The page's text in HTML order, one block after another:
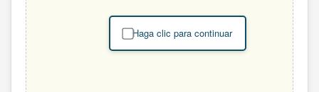
Haga clic para continuar